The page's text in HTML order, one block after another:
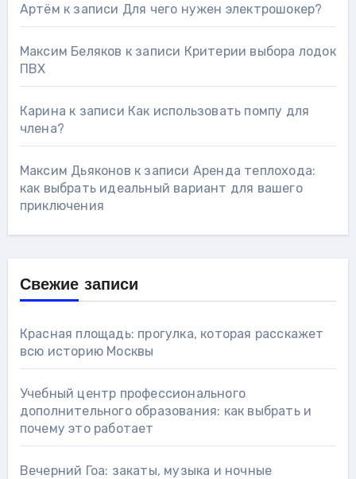
Артём к записи Для чего нужен электрошокер?
Максим Беляков к записи Критерии выбора лодок
ПВХ
Карина к записи Как использовать помпу для
члена?
Максим Дьяконов к записи Аренда теплохода:
как выбрать идеальный вариант для вашего
приключения
Свежие записи
Красная площадь: прогулка, которая расскажет
всю историю Москвы
Учебный центр профессионального
дополнительного образования: как выбрать и
почему это работает
Вечерний Гоа: закаты, музыка и ночные